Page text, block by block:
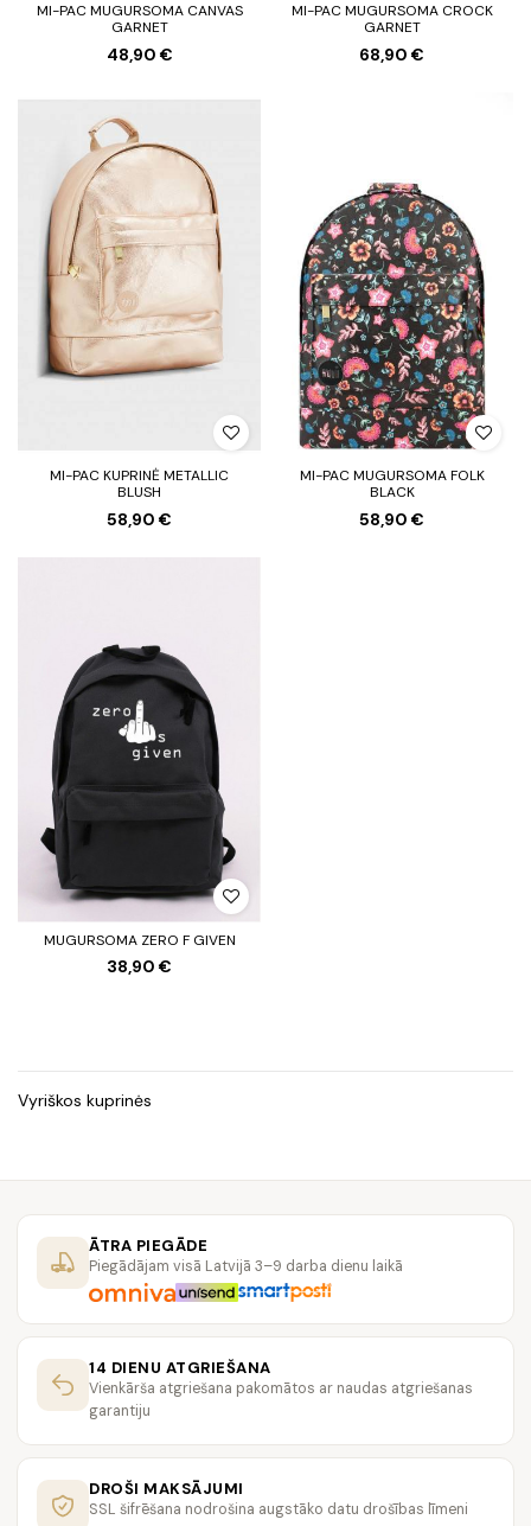
MI-PAC MUGURSOMA CANVAS
GARNET
48,90 €
MI-PAC MUGURSOMA CROCK
GARNET
68,90 €
MI-PAC KUPRINĖ METALLIC
BLUSH
58,90 €
MI-PAC MUGURSOMA FOLK
BLACK
58,90 €
MUGURSOMA ZERO F GIVEN
38,90 €
Vyriškos kuprinės
ĀTRA PIEGĀDE
Piegādājam visā Latvijā 3–9 darba dienu laikā
14 DIENU ATGRIEŠANA
Vienkārša atgriešana pakomātos ar naudas atgriešanas
garantiju
DROŠI MAKSĀJUMI
SSL šifrēšana nodrošina augstāko datu drošības līmeni